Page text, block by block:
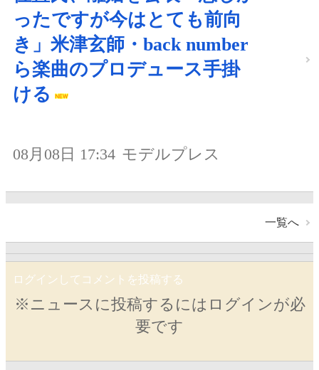
ったですが今はとても前向
き」米津玄師・back number
ら楽曲のプロデュース手掛
ける
08月08日 17:34 モデルプレス
一覧へ
ログインしてコメントを投稿する
※ニュースに投稿するにはログインが必
要です